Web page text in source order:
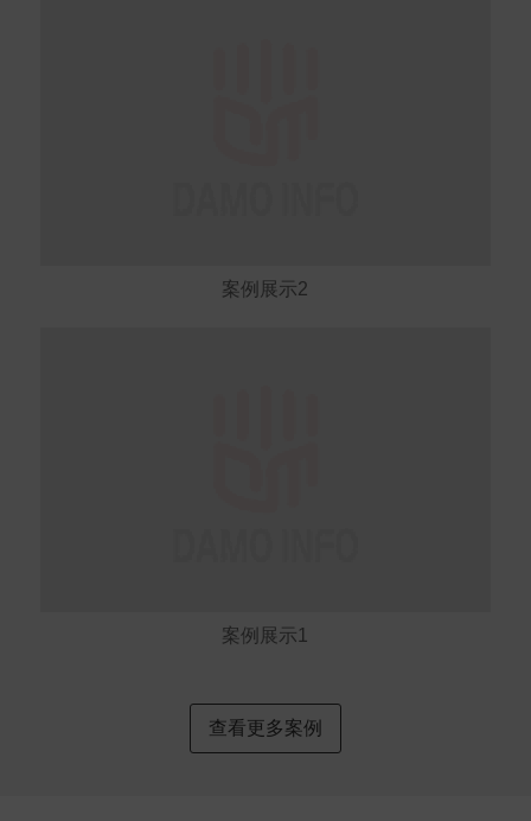
案例展示2
案例展示1
查看更多案例